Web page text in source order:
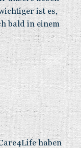
ist es,
bald in einem
haben